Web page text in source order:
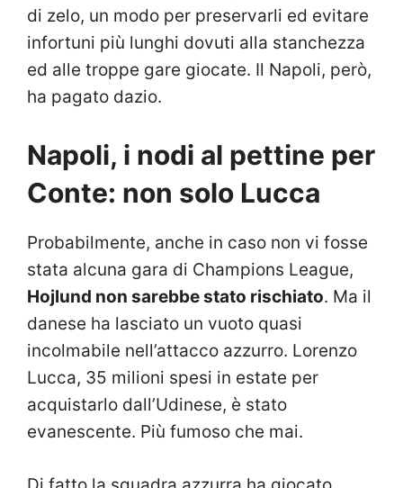
di zelo, un modo per preservarli ed evitare
infortuni più lunghi dovuti alla stanchezza
ed alle troppe gare giocate. Il Napoli, però,
ha pagato dazio.
Napoli, i nodi al pettine per
Conte: non solo Lucca
Probabilmente, anche in caso non vi fosse
stata alcuna gara di Champions League,
Hojlund non sarebbe stato rischiato. Ma il
danese ha lasciato un vuoto quasi
incolmabile nell’attacco azzurro. Lorenzo
Lucca, 35 milioni spesi in estate per
acquistarlo dall’Udinese, è stato
evanescente. Più fumoso che mai.